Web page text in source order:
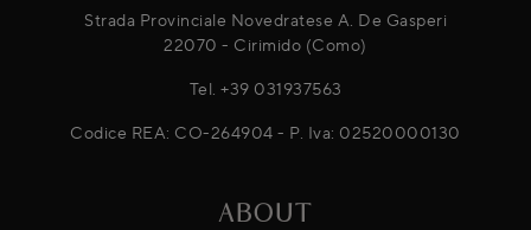
Strada Provinciale Novedratese A. De Gasperi
22070 - Cirimido (Como)
Tel. +39 031937563
Codice REA: CO-264904 - P. Iva: 02520000130
ABOUT